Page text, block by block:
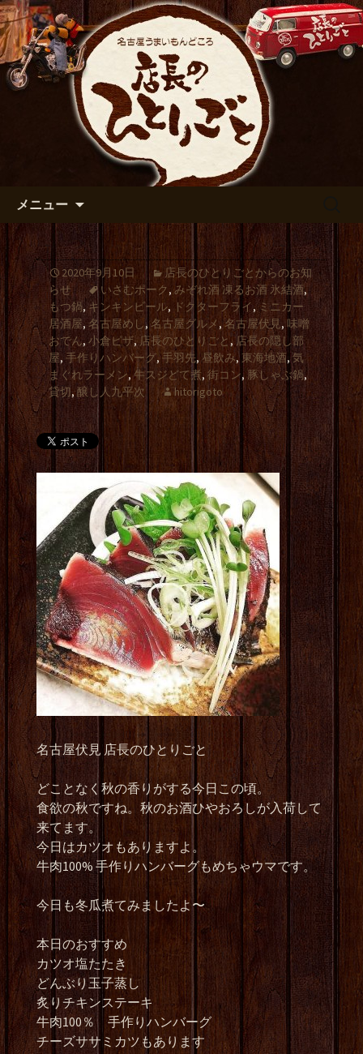
名古屋市伏見の居酒屋【店長の
ひとりごと】のブログ
出張や観光に名古屋めしがおすすめで
す
メニュー
2020年9月10日
店長のひとりごとからのお知
らせ
いさむポーク, みぞれ酒 凍るお酒 氷結酒,
もつ鍋, キンキンビール, ドクターフライ,ミニカー
居酒屋, 名古屋めし,名古屋グルメ , 名古屋伏見, 味噌
おでん, 小倉ピザ, 店長のひとりごと, 店長の隠し部
屋, 手作りハンバーグ,手羽先,昼飲み,東海地酒,気
まぐれラーメン,牛スジどて煮, 街コン, 豚しゃぶ鍋,
貸切,醸し人九平次 hitorigoto
名古屋伏見 店長のひとりごと
どことなく秋の香りがする今日この頃。
食欲の秋ですね。秋のお酒ひやおろしが入荷して
来てます。
今日はカツオもありますよ。
牛肉100% 手作りハンバーグもめちゃウマです。
今日も冬瓜煮てみましたよ〜
本日のおすすめ
カツオ塩たたき
どんぶり玉子蒸し
炙りチキンステーキ
牛肉100％ 手作りハンバーグ
チーズササミカツもあります